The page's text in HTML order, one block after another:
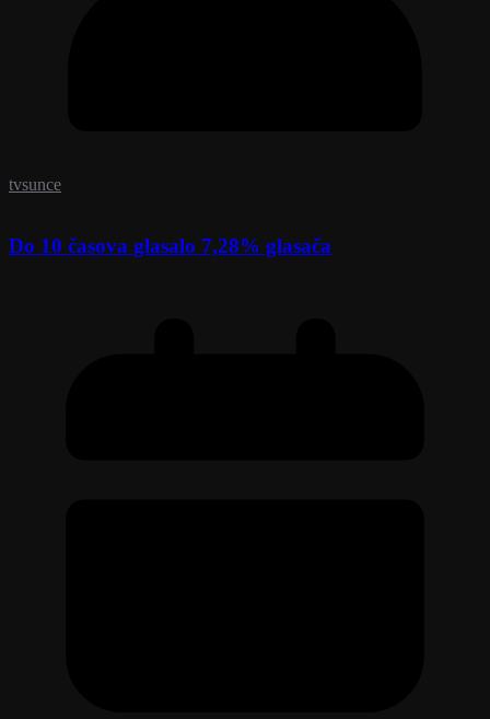
tvsunce
Do 10 časova glasalo 7,28% glasača